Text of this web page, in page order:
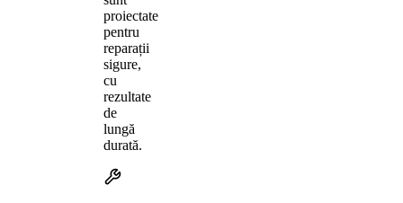
proiectate
pentru
reparații
sigure,
cu
rezultate
de
lungă
durată.